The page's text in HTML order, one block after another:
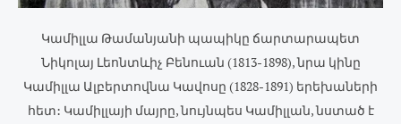
Կամիլլա Թամանյանի պապիկը ճարտարապետ
Նիկոլայ Լեոնտևիչ Բենուան (1813-1898), նրա կինը
Կամիլլա Ալբերտովնա Կավոսը (1828-1891) երեխաների
հետ: Կամիլլայի մայրը, նույնպես Կամիլլան, նստած է